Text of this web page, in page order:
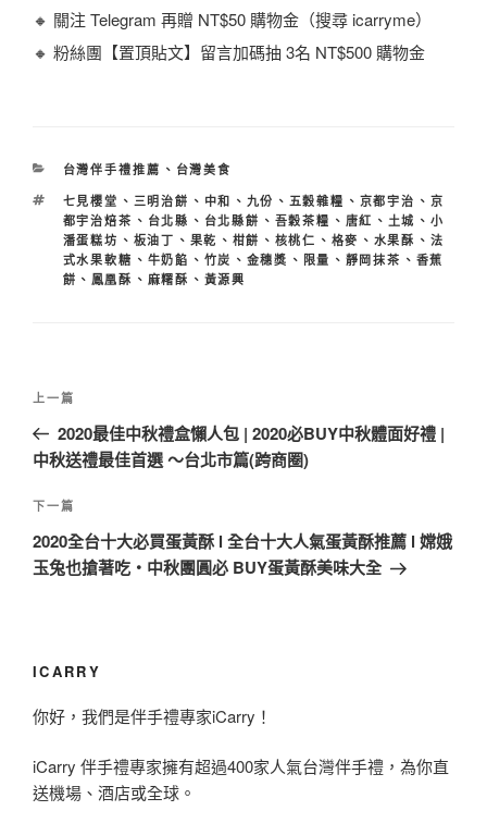
🔸 關注 Telegram 再贈 NT$50 購物金（搜尋 icarryme）
🔸 粉絲團【置頂貼文】留言加碼抽 3名 NT$500 購物金
分
台灣伴手禮推薦 、 台灣美食
標
籤
七見櫻堂 、 三明治餅 、 中和 、 九份 、 五穀雜糧 、 京都宇治 、 京
都宇治焙茶 、 台北縣 、 台北縣餅 、 吾穀茶糧 、 唐紅 、 土城 、 小
潘蛋糕坊 、 板油丁 、 果乾 、 柑餅 、 核桃仁 、 格麥 、 水果酥 、 法
式水果軟糖 、 牛奶餡 、 竹炭 、 金穗獎 、 限量 、 靜岡抹茶 、 香蕉
餅 、 鳳凰酥 、 麻糬酥 、 黃源興
文
導
覽
上
一
篇
章
上一篇
2020最佳中秋禮盒懶人包 | 2020必BUY中秋體面好禮 |
中秋送禮最佳首選 ～台北市篇(跨商圈)
下
一
篇
下一篇
2020全台十大必買蛋黃酥 l 全台十大人氣蛋黃酥推薦 l 嫦娥
玉兔也搶著吃・中秋團圓必 BUY蛋黃酥美味大全
ICARRY
你好，我們是伴手禮專家iCarry！
iCarry 伴手禮專家擁有超過400家人氣台灣伴手禮，為你直
送機場、酒店或全球。